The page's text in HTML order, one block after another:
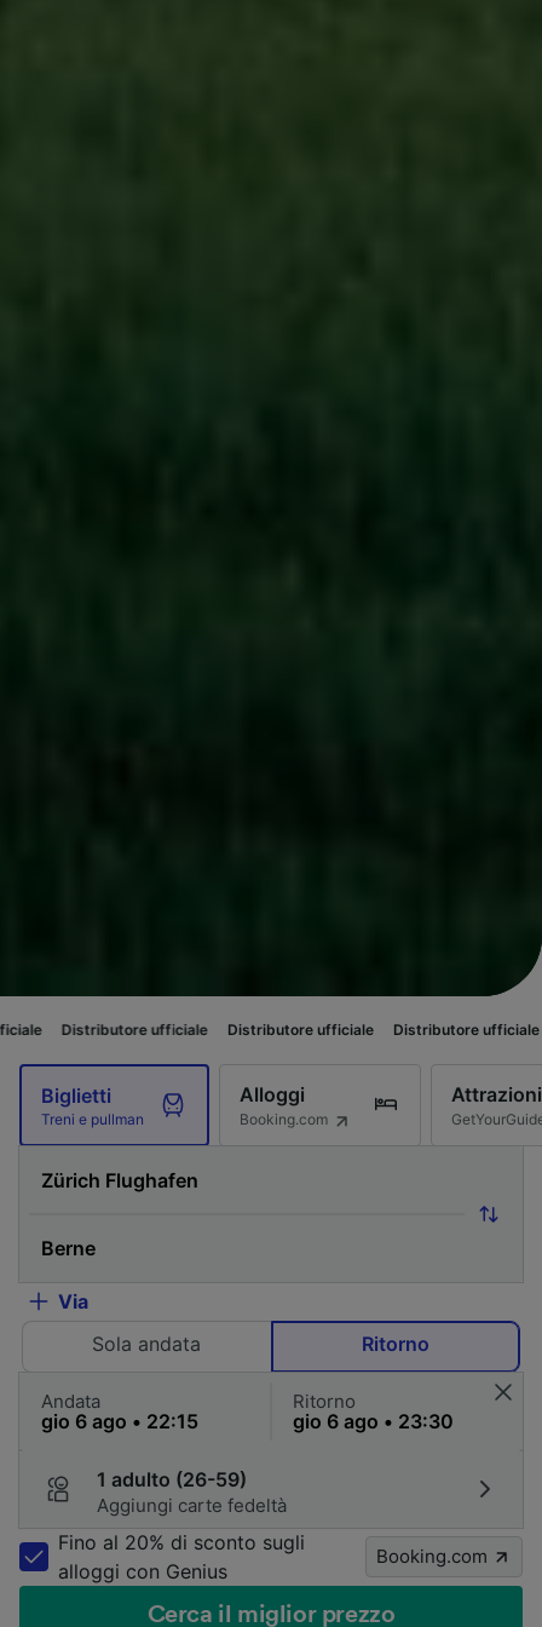
ufficiale Distributore ufficiale Distributore ufficiale Distributore
Biglietti
Treni e pullman
Alloggi
Booking.com
Attrazioni
Via
Sola andata
Ritorno
Andata Ritorno
1 adulto (26-59)
Aggiungi carte fedeltà
Fino al 20% di sconto sugli
alloggi con Genius
Booking.com
Cerca il miglior prezzo